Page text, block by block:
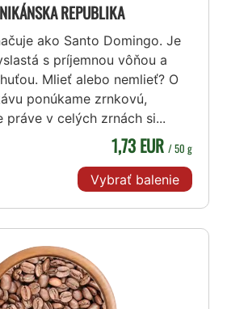
REPUBLIKA
ako Santo Domingo. Je
s príjemnou vôňou a
Mlieť alebo nemlieť? O
ponúkame zrnkovú,
práve v celých zrnách si...
1,73 EUR / 50 g
Vybrať balenie